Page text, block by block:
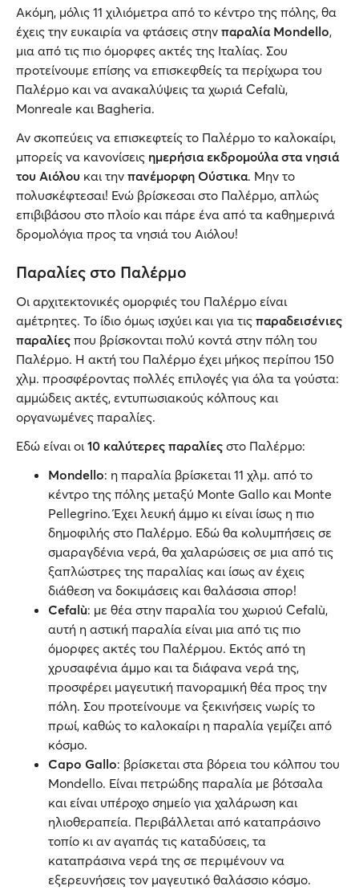
Ακόμη, μόλις 11 χιλιόμετρα από το κέντρο της πόλης, θα
έχεις την ευκαιρία να φτάσεις στην παραλία Mondello,
μια από τις πιο όμορφες ακτές της Ιταλίας. Σου
προτείνουμε επίσης να επισκεφθείς τα περίχωρα του
Παλέρμο και να ανακαλύψεις τα χωριά Cefalù,
Monreale και Bagheria.
Αν σκοπεύεις να επισκεφτείς το Παλέρμο το καλοκαίρι,
μπορείς να κανονίσεις ημερήσια εκδρομούλα στα νησιά
του Αιόλου και την πανέμορφη Ούστικα. Μην το
πολυσκέφτεσαι! Ενώ βρίσκεσαι στο Παλέρμο, απλώς
επιβιβάσου στο πλοίο και πάρε ένα από τα καθημερινά
δρομολόγια προς τα νησιά του Αιόλου!
Παραλίες στο Παλέρμο
Οι αρχιτεκτονικές ομορφιές του Παλέρμο είναι
αμέτρητες. Το ίδιο όμως ισχύει και για τις παραδεισένιες
παραλίες που βρίσκονται πολύ κοντά στην πόλη του
Παλέρμο. Η ακτή του Παλέρμο έχει μήκος περίπου 150
χλμ. προσφέροντας πολλές επιλογές για όλα τα γούστα:
αμμώδεις ακτές, εντυπωσιακούς κόλπους και
οργανωμένες παραλίες.
Εδώ είναι οι 10 καλύτερες παραλίες στο Παλέρμο:
Mondello: η παραλία βρίσκεται 11 χλμ. από το
κέντρο της πόλης μεταξύ Monte Gallo και Monte
Pellegrino. Έχει λευκή άμμο κι είναι ίσως η πιο
δημοφιλής στο Παλέρμο. Εδώ θα κολυμπήσεις σε
σμαραγδένια νερά, θα χαλαρώσεις σε μια από τις
ξαπλώστρες της παραλίας και ίσως αν έχεις
διάθεση να δοκιμάσεις και θαλάσσια σπορ!
Cefalù: με θέα στην παραλία του χωριού Cefalù,
αυτή η αστική παραλία είναι μια από τις πιο
όμορφες ακτές του Παλέρμου. Εκτός από τη
χρυσαφένια άμμο και τα διάφανα νερά της,
προσφέρει μαγευτική πανοραμική θέα προς την
πόλη. Σου προτείνουμε να ξεκινήσεις νωρίς το
πρωί, καθώς το καλοκαίρι η παραλία γεμίζει από
κόσμο.
Capo Gallo: βρίσκεται στα βόρεια του κόλπου του
Mondello. Είναι πετρώδης παραλία με βότσαλα
και είναι υπέροχο σημείο για χαλάρωση και
ηλιοθεραπεία. Περιβάλλεται από καταπράσινο
τοπίο κι αν αγαπάς τις καταδύσεις, τα
καταπράσινα νερά της σε περιμένουν να
εξερευνήσεις τον μαγευτικό θαλάσσιο κόσμο.